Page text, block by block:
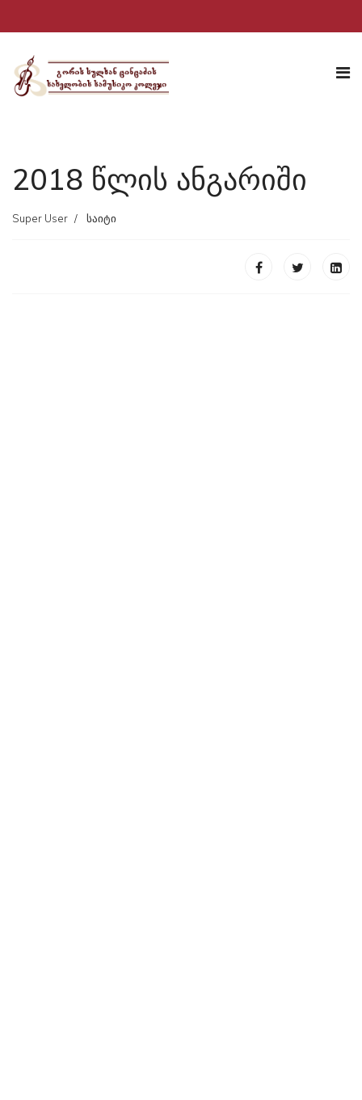
2018 წლის ანგარიში
Super User საიტი